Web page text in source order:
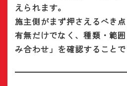
えられます。
施主側がまず押さえるべき
有無だけでなく、種類・範
み合わせ」を確認することで